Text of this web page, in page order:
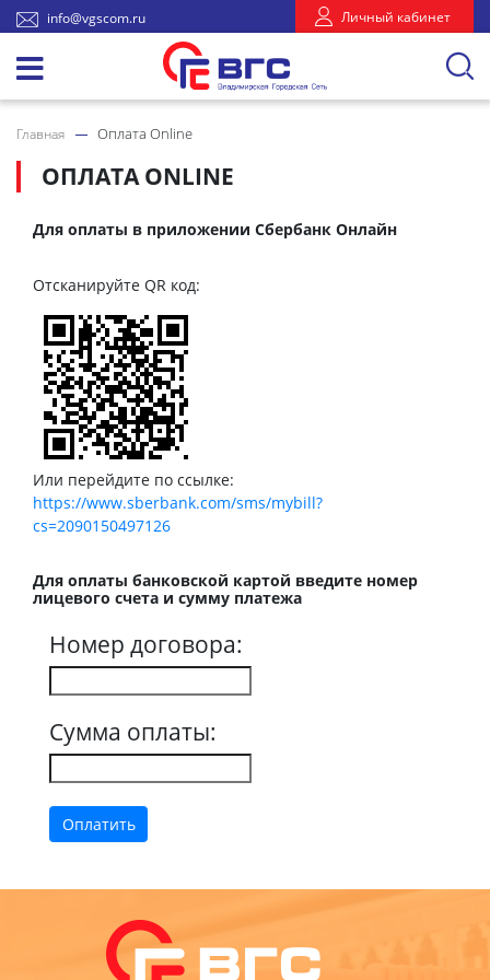
info@vgscom.ru Личный кабинет
Главная Оплата Online
ОПЛАТА ONLINE
Для оплаты в приложении Сбербанк Онлайн
Отсканируйте QR код:
Или перейдите по ссылке:
https://www.sberbank.com/sms/mybill?
cs=2090150497126
Для оплаты банковской картой введите номер
лицевого счета и сумму платежа
Номер договора:
Сумма оплаты: